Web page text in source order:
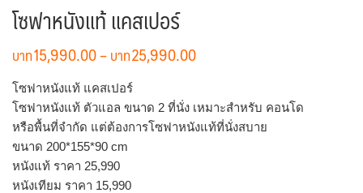
โซฟาหนังแท้ แคสเปอร์
15,990.00– 25,990.00Price
through
฿25,990.00
โซฟาหนังแท้ แคสเปอร์
โซฟาหนังแท้ ตัวแอล ขนาด 2 ที่นั่ง เหมาะสำหรับ คอนโด
หรือพื้นที่จำกัด แต่ต้องการโซฟาหนังแท้ที่นั่งสบาย
ขนาด 200*155*90 cm
หนังแท้ ราคา 25,990
หนังเทียม ราคา 15,990